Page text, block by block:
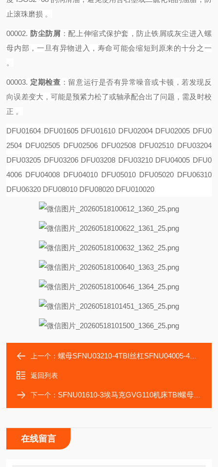
止滚珠磨损 。
00002. 防尘防屑 ‌：配上伸缩式保护套，防止铁屑或灰尘进入螺
母内部，一旦有异物进入，寿命可能会缩短到原来的十分之一
。
00003. 定期检查 ‌：留意运行是否有异常噪音或卡顿，若发现反
向误差变大，可能是预紧力松了或轴承配合出了问题，需及时校
正 。
DFU01604 DFU01605 DFU01610 DFU02004 DFU02005 DFU0
2504 DFU02505 DFU02506 DFU02508DFU02510 DFU03204
DFU03205 DFU03206 DFU03208 DFU03210 DFU04005 DFU0
4006 DFU04008 DFU04010 DFU05010 DFU05020 DFU06310
DFU06320 DFU08010 DFU08020 DFU010020
上一个：螺母SFNU03210-4TBI丝杠SFNU04005-4北村NN515平面磨床轴承
返回列表
下一个： SFNU01610-3埃马克GVG110机床TBI螺母SFNU01605-4丝杠
在线留言